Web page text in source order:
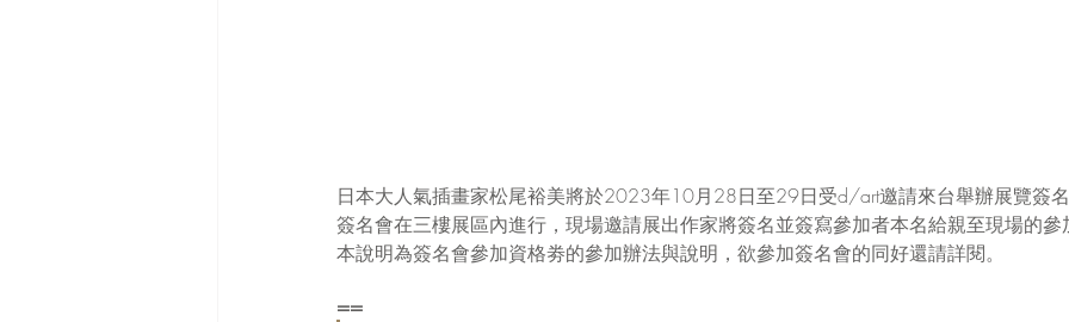
日本大人氣插畫家松尾裕美將於2023年10月28日至29日受d/art邀請來台舉辦展覽簽
簽名會在三樓展區內進行，現場邀請展出作家將簽名並簽寫參加者本名給親至現場的參
本說明為簽名會參加資格劵的參加辦法與說明，欲參加簽名會的同好還請詳閱。
==